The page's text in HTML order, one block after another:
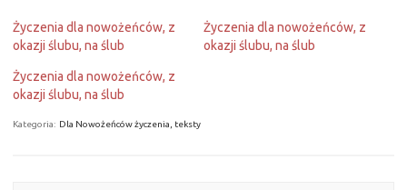
Życzenia dla nowożeńców, z
okazji ślubu, na ślub
Życzenia dla nowożeńców, z
okazji ślubu, na ślub
Życzenia dla nowożeńców, z
okazji ślubu, na ślub
Kategoria: Dla Nowożeńców życzenia, teksty